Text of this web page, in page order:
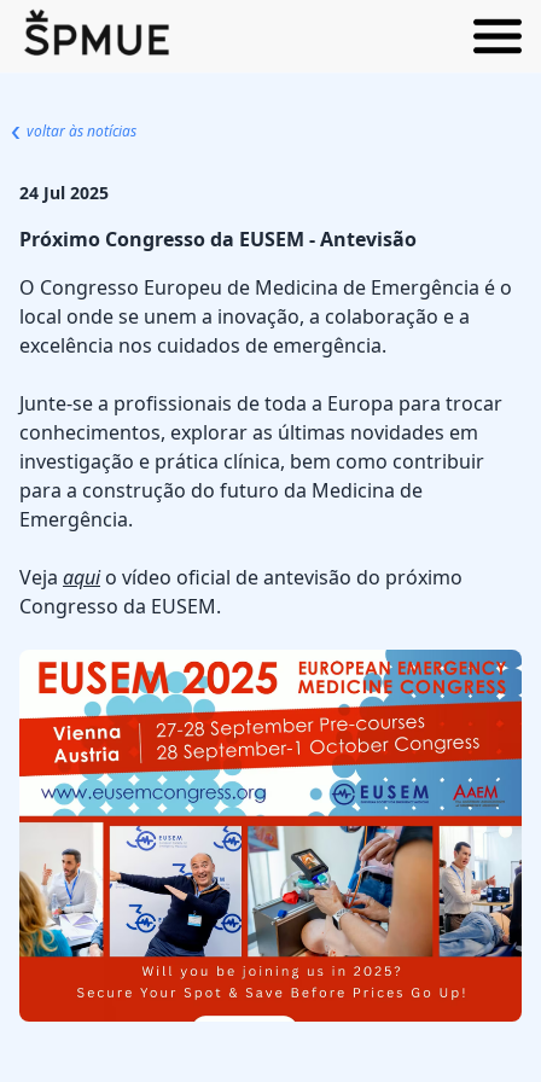
voltar às notícias
24 Jul 2025
Próximo Congresso da EUSEM - Antevisão
O Congresso Europeu de Medicina de Emergência é o
local onde se unem a inovação, a colaboração e a
excelência nos cuidados de emergência.
Junte-se a profissionais de toda a Europa para trocar
conhecimentos, explorar as últimas novidades em
investigação e prática clínica, bem como contribuir
para a construção do futuro da Medicina de
Emergência.
Veja aquio vídeo oficial de antevisão do próximo
Congresso da EUSEM.